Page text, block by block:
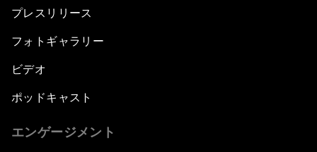
プレスリリース
フォトギャラリー
ビデオ
ポッドキャスト
エンゲージメント